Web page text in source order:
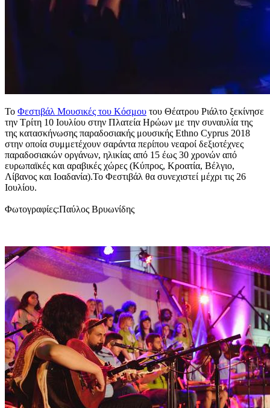
Το Φεστιβάλ Μουσικές του Κόσμου του Θέατρου Ριάλτο ξεκίνησε
την Τρίτη 10 Ιουλίου στην Πλατεία Ηρώων με την συναυλία της
της κατασκήνωσης παραδοσιακής μουσικής Ethno Cyprus 2018
στην οποία συμμετέχουν σαράντα περίπου νεαροί δεξιοτέχνες
παραδοσιακών οργάνων, ηλικίας από 15 έως 30 χρονών από
ευρωπαϊκές και αραβικές χώρες (Κύπρος, Κροατία, Βέλγιο,
Λίβανος και Ιοαδανία).Το Φεστιβάλ θα συνεχιστεί μέχρι τις 26
Ιουλίου.
Φωτογραφίες:Παύλος Βρυωνίδης